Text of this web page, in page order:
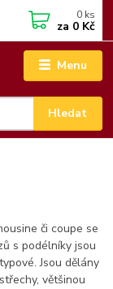
Menu
Hledat
0 ks
za 0 Kč
či coupe se
s podélníky jsou
Jsou dělány
většinou